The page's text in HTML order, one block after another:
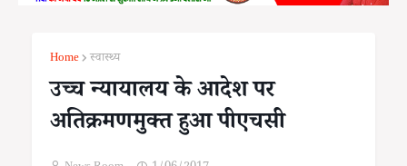
Home स्वास्थ्य
उच्च न्यायालय के आदेश पर
अतिक्रमणमुक्त हुआ पीएचसी